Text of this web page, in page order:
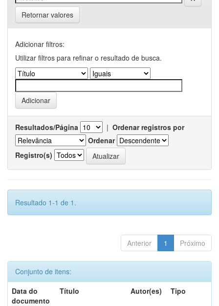
Retornar valores
Adicionar filtros:
Utilizar filtros para refinar o resultado de busca.
Resultados/Página | Ordenar registros por
Ordenar
Registro(s)
Resultado 1-1 de 1.
Anterior 1 Próximo
Conjunto de itens:
Data do
documento
Título Autor(es) Tipo